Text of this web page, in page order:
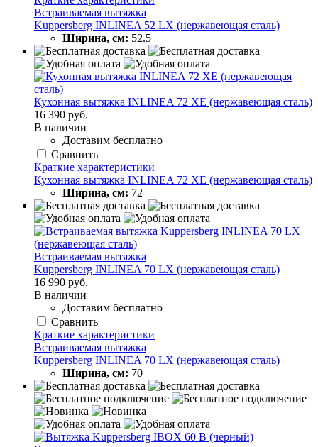
Встраиваемая вытяжка
Kuppersberg INLINEA 52 LX (нержавеющая сталь)
Ширина, см: 52.5
Кухонная вытяжка INLINEA 72 XE (нержавеющая сталь)
16 390 руб.
В наличии
Доставим бесплатно
Сравнить
Краткие характеристики
Кухонная вытяжка INLINEA 72 XE (нержавеющая сталь)
Ширина, см: 72
Встраиваемая вытяжка
Kuppersberg INLINEA 70 LX (нержавеющая сталь)
16 990 руб.
В наличии
Доставим бесплатно
Сравнить
Краткие характеристики
Встраиваемая вытяжка
Kuppersberg INLINEA 70 LX (нержавеющая сталь)
Ширина, см: 70